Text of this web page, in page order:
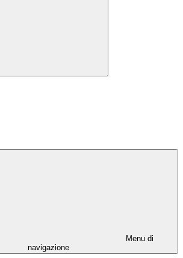
Menu di
navigazione